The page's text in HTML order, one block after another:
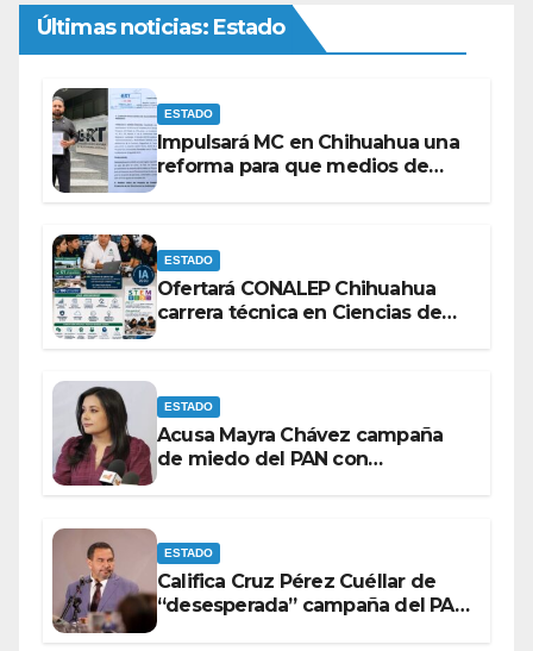
Últimas noticias: Estado
ESTADO
Impulsará MC en Chihuahua una
reforma para que medios de
ESTADO
Ofertará CONALEP Chihuahua
carrera técnica en Ciencias de
ESTADO
Acusa Mayra Chávez campaña
de miedo del PAN con
ESTADO
Califica Cruz Pérez Cuéllar de
“desesperada” campaña del PAN